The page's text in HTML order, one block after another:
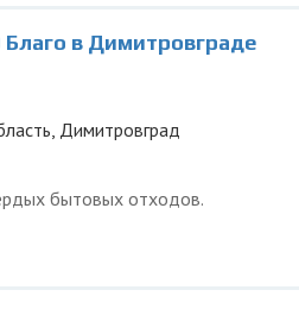
в Димитровграде
Димитровград
бытовых отходов.